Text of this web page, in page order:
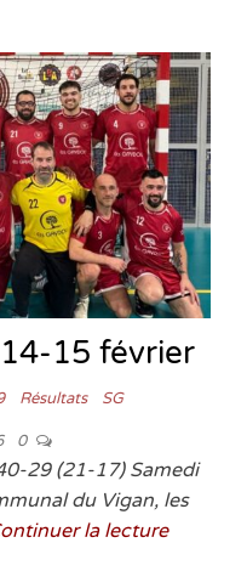
15 février
Résultats SG
0
29 (21-17) Samedi
du Vigan, les
la lecture